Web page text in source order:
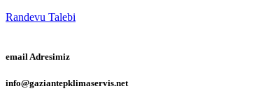
Randevu Talebi
email Adresimiz
info@gaziantepklimaservis.net